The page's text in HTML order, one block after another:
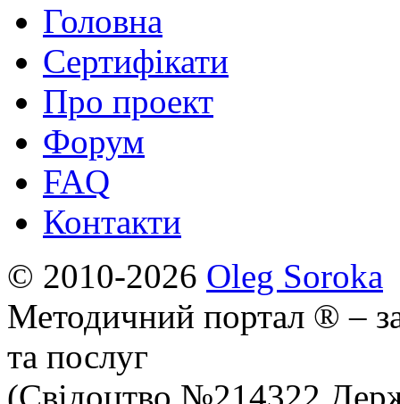
Головна
Сертифікати
Про проект
Форум
FAQ
Контакти
© 2010-2026 Oleg Soroka
Методичний портал ® –
та послуг
(Свідоцтво №214322